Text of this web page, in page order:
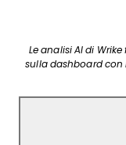
Le analisi AI di
sulla dashboard con